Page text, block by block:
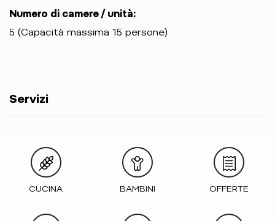
Numero di camere / unità:
5 (Capacità massima 15 persone)
Servizi
CUCINA BAMBINI OFFERTE